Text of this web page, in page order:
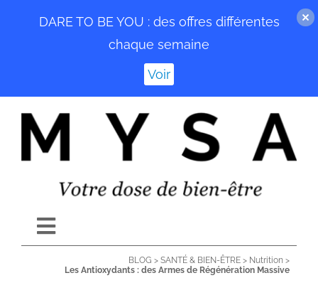
contenu
Toggle
NavigationBLOG > SANTÉ & BIEN-ÊTRE > Nutrition >
Les Antioxydants : des Armes de Régénération Massive
DARE TO BE YOU : des offres différentes
chaque semaine
Voir